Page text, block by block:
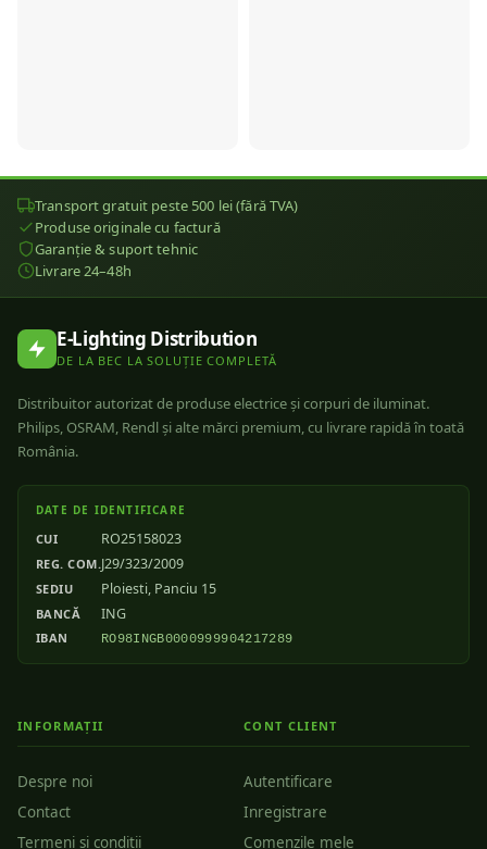
Transport gratuit peste 500 lei (fără TVA)
Produse originale cu factură
Garanție & suport tehnic
Livrare 24–48h
E-Lighting Distribution
DE LA BEC LA SOLUȚIE COMPLETĂ
Distribuitor autorizat de produse electrice și corpuri de iluminat.
Philips, OSRAM, Rendl și alte mărci premium, cu livrare rapidă în toată
România.
DATE DE IDENTIFICARE
CUI RO25158023
REG. COM.J29/323/2009
SEDIU Ploiesti, Panciu 15
BANCĂ ING
IBAN RO98INGB0000999904217289
INFORMAȚII
Despre noi
Contact
Termeni si conditii
CONT CLIENT
Autentificare
Inregistrare
Comenzile mele